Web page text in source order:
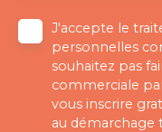
J'accepte le
personnelles
souhaitez pas
commerciale
vous inscrire
au démarchage